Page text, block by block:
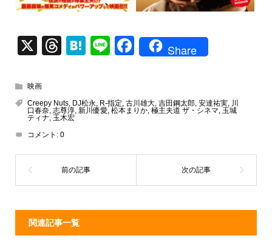
X
T
a
d
s
H
n
Li
F
e
o
k
Share
映画
Creepy Nuts, DJ松永, R-指定, 古川雄大, 吉田鋼太郎, 安達祐実, 川
口春奈, 志尊淳, 新川優愛, 松本まりか, 極主夫道 ザ・シネマ, 玉城
ティナ, 玉木宏
コメント: 0
関連記事一覧